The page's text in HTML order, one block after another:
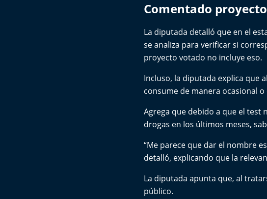
Comentado
La diputada detalló que en el
se analiza para verificar si
proyecto votado no incluye eso.
Incluso, la diputada explica que
consume de manera ocasional o
Agrega que debido a que el test
drogas en los últimos meses,
“Me parece que dar el nombre
detalló, explicando que la
La diputada apunta que, al
público.